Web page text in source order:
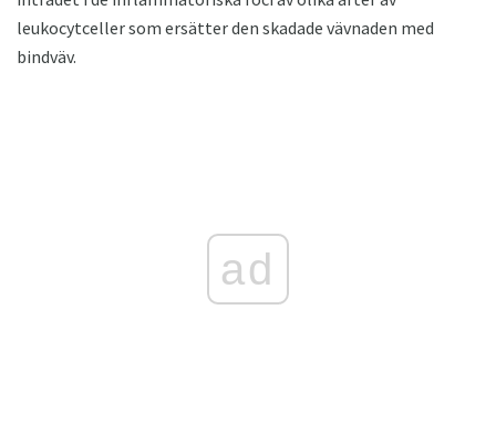
leukocytceller som ersätter den skadade vävnaden med
bindväv.
ad